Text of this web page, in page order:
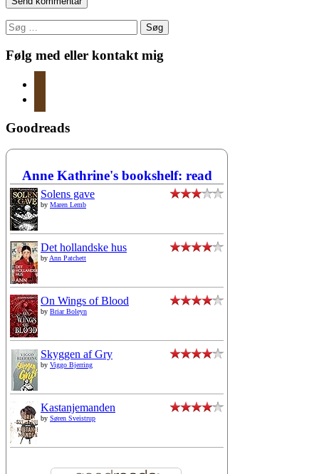
Søg
efter:
Følg med eller kontakt mig
Goodreads
Anne Kathrine's bookshelf: read
Solens gave
by Maren Lemb
Det hollandske hus
byAnn Patchett
On Wings of Blood
by Briar Boleyn
Skyggen af Gry
by Viggo Bjerring
Kastanjemanden
by Søren Sveistrup